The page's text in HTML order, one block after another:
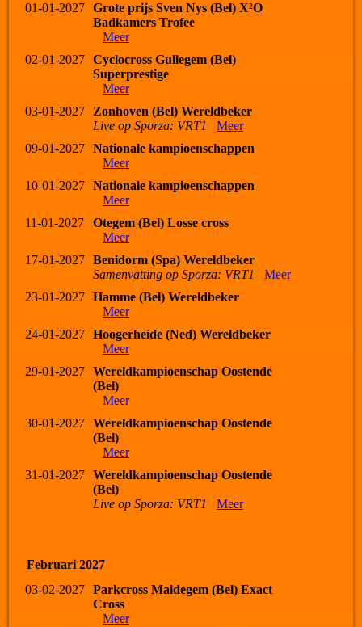
01-01-2027
Grote prijs Sven Nys (Bel) X²O
Badkamers Trofee
Meer
02-01-2027
Cyclocross Gullegem (Bel)
Superprestige
Meer
03-01-2027
Zonhoven (Bel) Wereldbeker
Live op Sporza: VRT1
Meer
09-01-2027
Nationale kampioenschappen
Meer
10-01-2027
Nationale kampioenschappen
Meer
11-01-2027
Otegem (Bel) Losse cross
Meer
17-01-2027
Benidorm (Spa) Wereldbeker
Samenvatting op Sporza: VRT1
Meer
23-01-2027
Hamme (Bel) Wereldbeker
Meer
24-01-2027
Hoogerheide (Ned) Wereldbeker
Meer
29-01-2027
Wereldkampioenschap Oostende
(Bel)
Meer
30-01-2027
Wereldkampioenschap Oostende
(Bel)
Meer
31-01-2027
Wereldkampioenschap Oostende
(Bel)
Live op Sporza: VRT1
Meer
Februari 2027
03-02-2027
Parkcross Maldegem (Bel) Exact
Cross
Meer